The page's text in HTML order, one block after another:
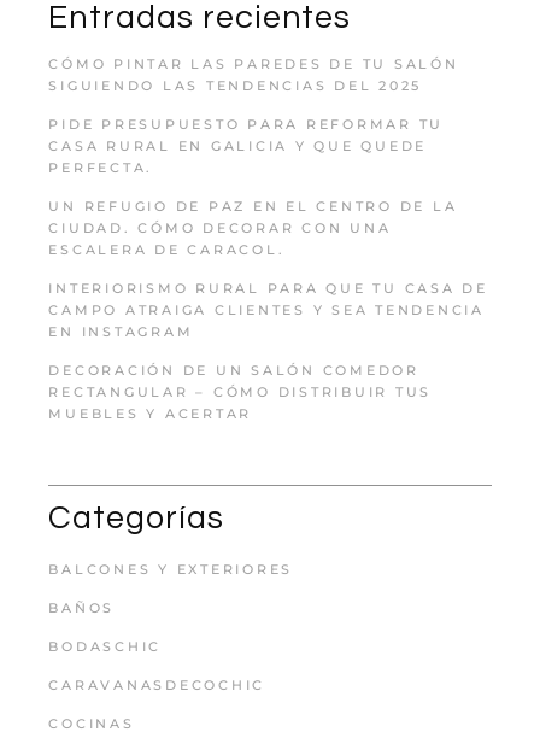
Entradas recientes
CÓMO PINTAR LAS PAREDES DE TU SALÓN
SIGUIENDO LAS TENDENCIAS DEL 2025
PIDE PRESUPUESTO PARA REFORMAR TU
CASA RURAL EN GALICIA Y QUE QUEDE
PERFECTA.
UN REFUGIO DE PAZ EN EL CENTRO DE LA
CIUDAD. CÓMO DECORAR CON UNA
ESCALERA DE CARACOL.
INTERIORISMO RURAL PARA QUE TU CASA DE
CAMPO ATRAIGA CLIENTES Y SEA TENDENCIA
EN INSTAGRAM
DECORACIÓN DE UN SALÓN COMEDOR
RECTANGULAR – CÓMO DISTRIBUIR TUS
MUEBLES Y ACERTAR
Categorías
BALCONES Y EXTERIORES
BAÑOS
BODASCHIC
CARAVANASDECOCHIC
COCINAS